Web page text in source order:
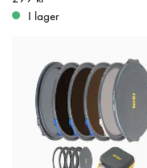
I lager